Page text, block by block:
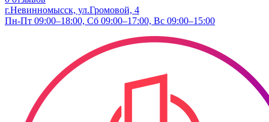
г.Невинномысск, ул.Громовой, 4
Пн-Пт 09:00–18:00, Сб 09:00–17:00, Вс 09:00–15:00